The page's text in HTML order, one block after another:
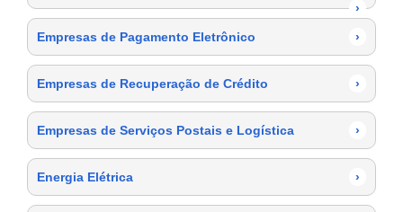
›
Empresas de Pagamento Eletrônico
›
Empresas de Recuperação de Crédito ›
Empresas de Serviços Postais e Logística ›
Energia Elétrica ›